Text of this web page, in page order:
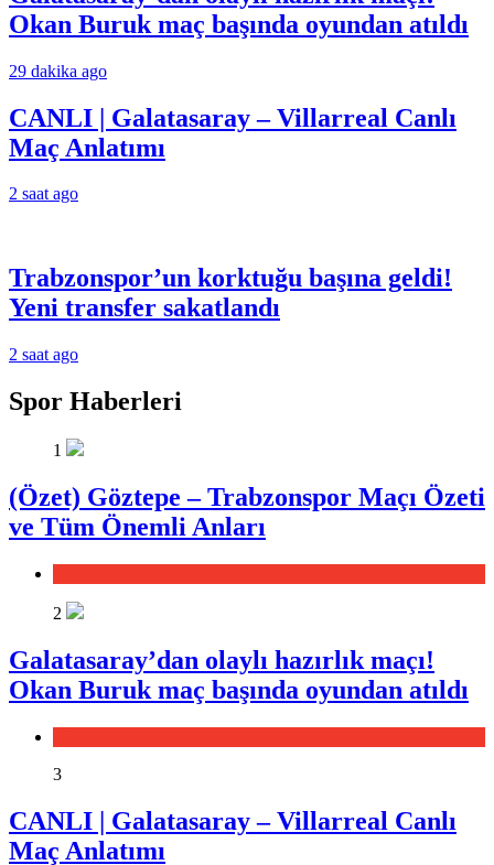
Okan Buruk maç başında oyundan atıldı
29 dakika ago
CANLI | Galatasaray – Villarreal Canlı
Maç Anlatımı
2 saat ago
Trabzonspor’un korktuğu başına geldi!
Yeni transfer sakatlandı
2 saat ago
Spor Haberleri
1
(Özet) Göztepe – Trabzonspor Maçı Özeti
ve Tüm Önemli Anları
2
Galatasaray’dan olaylı hazırlık maçı!
Okan Buruk maç başında oyundan atıldı
3
CANLI | Galatasaray – Villarreal Canlı
Maç Anlatımı